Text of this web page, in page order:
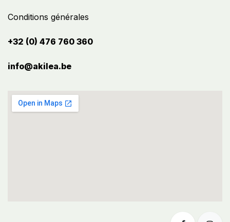
Conditions générales
+32 (0) 476 760 360
info@akilea.be​